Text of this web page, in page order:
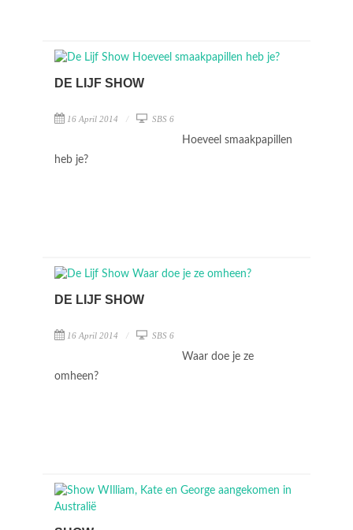
DE LIJF SHOW
16 April 2014 SBS 6
Hoeveel smaakpapillen
heb je?
DE LIJF SHOW
16 April 2014 SBS 6
Waar doe je ze
omheen?